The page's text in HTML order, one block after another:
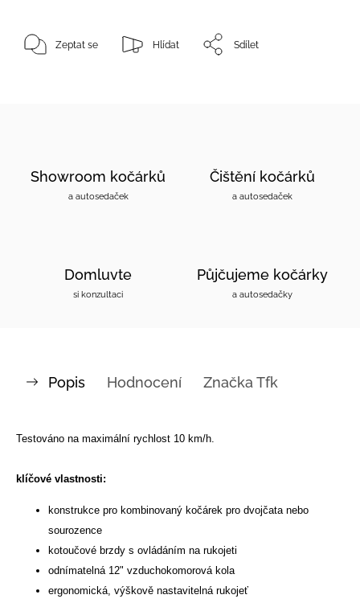
Zeptat se Hlídat Sdílet
Showroom kočárků
a autosedaček
Čištění kočárků
a autosedaček
Domluvte
si konzultaci
Půjčujeme kočárky
a autosedačky
Popis Hodnocení Značka Tfk
Testováno na maximální rychlost 10 km/h.
klíčové vlastnosti:
konstrukce pro kombinovaný kočárek pro dvojčata nebo
sourozence
kotoučové brzdy s ovládáním na rukojeti
odnímatelná 12" vzduchokomorová kola
ergonomická, výškově nastavitelná rukojeť